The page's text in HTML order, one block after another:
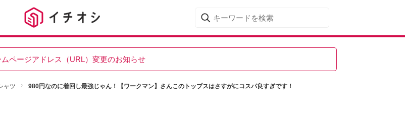
ムページアドレス（URL）変更のお知らせ
ャツ 980円なのに着回し最強じゃん！【ワークマン】さんこのトップスはさすがにコスパ良すぎです！